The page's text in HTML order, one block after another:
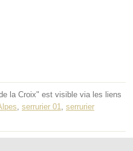
la Croix" est visible via les liens
serrurier 01
serrurier